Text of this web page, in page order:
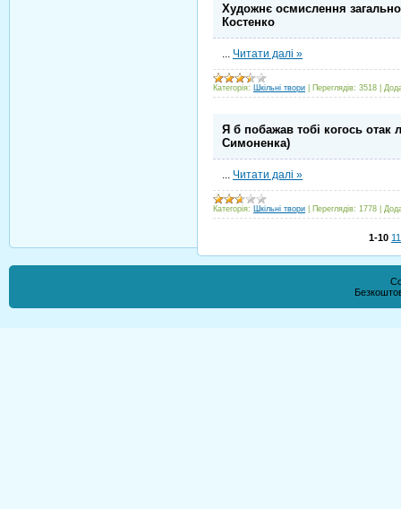
Художнє осмислення
Костенко
Читати далі »
Категорія: Шкільні твори Переглядів: 3518
Я б побажав тобі когось
Симоненка)
Читати далі »
Категорія: Шкільні твори Переглядів: 1778
1-10